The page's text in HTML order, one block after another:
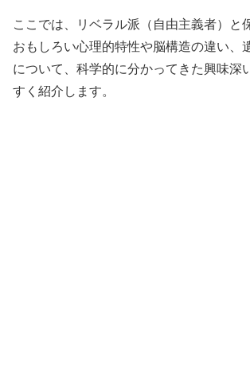
ここでは、リベラル派（自由主義者）と
おもしろい心理的特性や脳構造の違い、
について、科学的に分かってきた興味深
すく紹介します。